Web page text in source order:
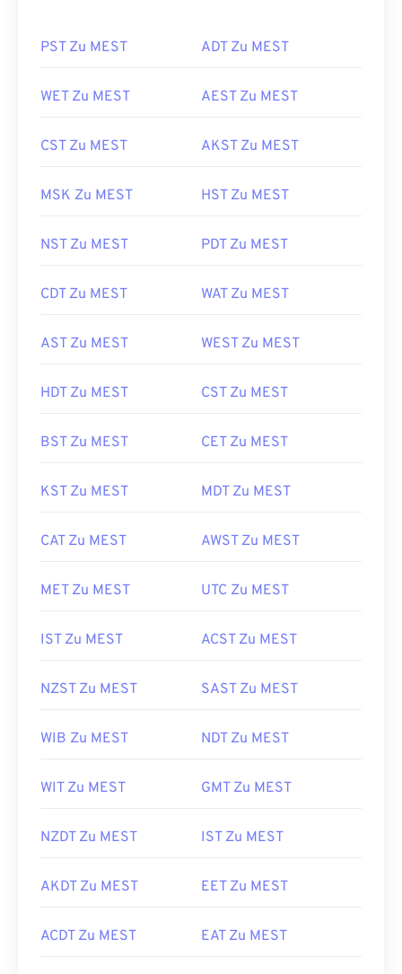
PST Zu MEST ADT Zu MEST
WET Zu MEST AEST Zu MEST
CST Zu MEST AKST Zu MEST
MSK Zu MEST HST Zu MEST
NST Zu MEST PDT Zu MEST
CDT Zu MEST WAT Zu MEST
AST Zu MEST WEST Zu MEST
HDT Zu MEST CST Zu MEST
BST Zu MEST CET Zu MEST
KST Zu MEST MDT Zu MEST
CAT Zu MEST AWST Zu MEST
MET Zu MEST UTC Zu MEST
IST Zu MEST ACST Zu MEST
NZST Zu MEST SAST Zu MEST
WIB Zu MEST NDT Zu MEST
WIT Zu MEST GMT Zu MEST
NZDT Zu MEST IST Zu MEST
AKDT Zu MEST EET Zu MEST
ACDT Zu MEST EAT Zu MEST